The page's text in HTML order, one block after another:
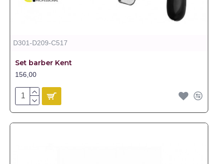
D301-D209-C517
Set barber Kent
156,00